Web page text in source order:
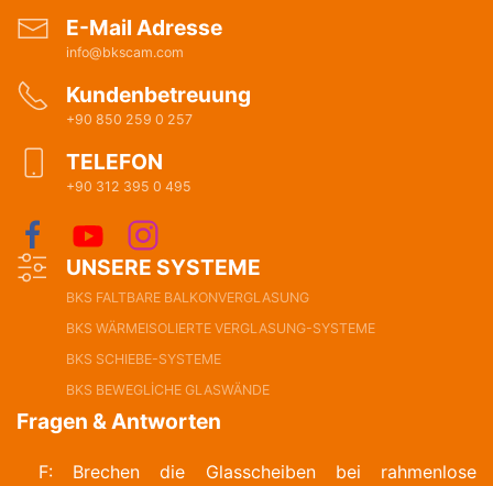
E-Mail Adresse
info@bkscam.com
Kundenbetreuung
+90 850 259 0 257
TELEFON
+90 312 395 0 495
UNSERE SYSTEME
BKS FALTBARE BALKONVERGLASUNG
BKS WÄRMEISOLIERTE VERGLASUNG-SYSTEME
BKS SCHIEBE-SYSTEME
BKS BEWEGLİCHE GLASWÄNDE
Fragen & Antworten
F: Brechen die Glasscheiben bei rahmenlose